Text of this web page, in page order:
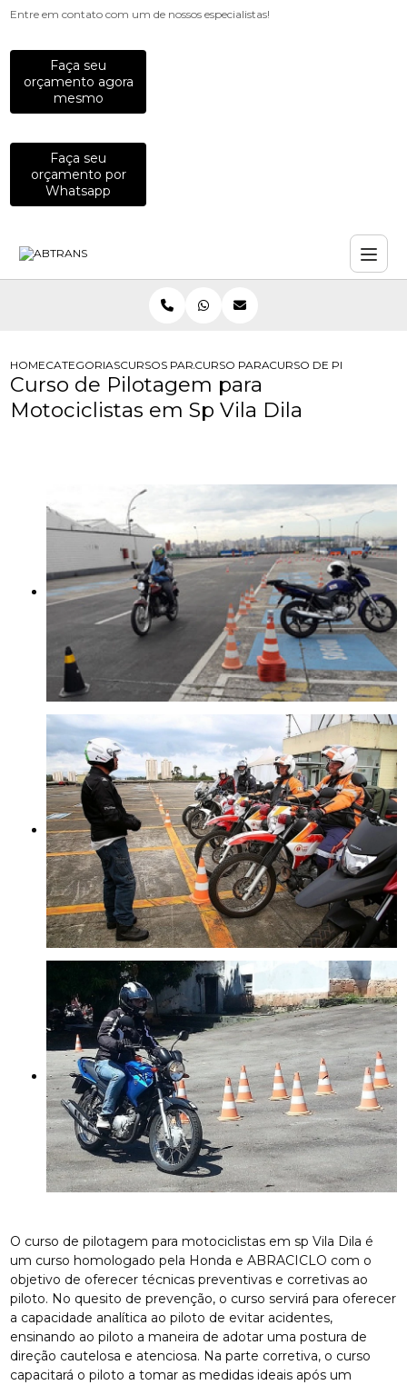
Entre em contato com um de nossos especialistas!
Faça seu
orçamento agora
mesmo
Faça seu
orçamento por
Whatsapp
HOMECATEGORIASCURSOS PARA MOTOCICLISTAS
CURSO PARA MOTOCICLISTAS DE
CURSO DE PILOTAGEM
Curso de Pilotagem para
Motociclistas em Sp Vila Dila
O curso de pilotagem para motociclistas em sp Vila Dila é
um curso homologado pela Honda e ABRACICLO com o
objetivo de oferecer técnicas preventivas e corretivas ao
piloto. No quesito de prevenção, o curso servirá para oferecer
a capacidade analítica ao piloto de evitar acidentes,
ensinando ao piloto a maneira de adotar uma postura de
direção cautelosa e atenciosa. Na parte corretiva, o curso
capacitará o piloto a tomar as medidas ideais após um